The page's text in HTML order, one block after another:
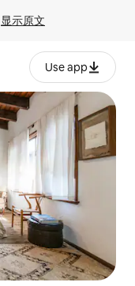
显示原文
Use app